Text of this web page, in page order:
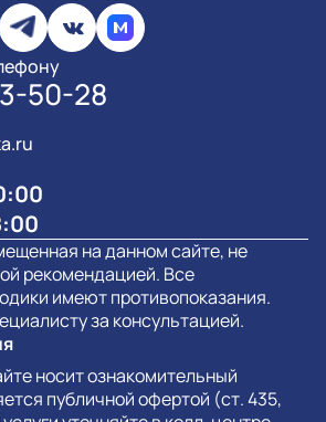
50-28
на данном сайте, не
рекомендацией. Все
имеют противопоказания.
за консультацией.
носит ознакомительный
публичной офертой (ст. 435,